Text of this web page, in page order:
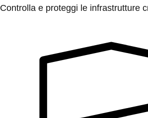
Controlla e proteggi le infrastrutture